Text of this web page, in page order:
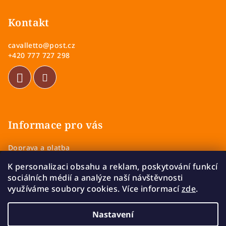
K personalizaci obsahu a reklam, poskytování funkcí
sociálních médií a analýze naší návštěvnosti
využíváme soubory cookies. Více informacízde.
Nastavení
Kontakt
cavalletto@post.cz
+420 777 727 298
Informace pro vás
Doprava a platba
Zásady ochrany osobních údajů
Vrácení a výměna zboží